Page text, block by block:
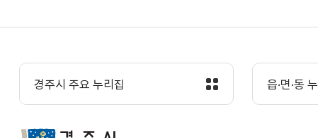
경주시 주요 누리집 읍·면·동